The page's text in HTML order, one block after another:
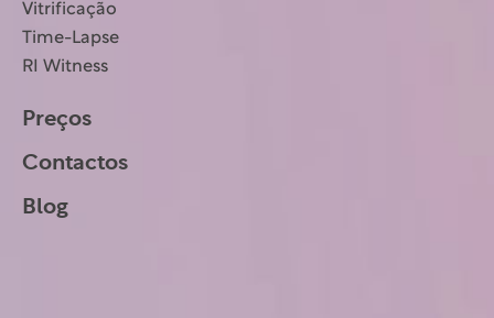
Vitrificação
Time-Lapse
RI Witness
Preços
Contactos
Blog